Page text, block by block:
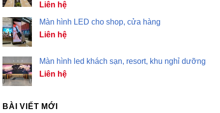
Liên hệ
Màn hình LED cho shop, cửa hàng
Liên hệ
Màn hình led khách sạn, resort, khu nghỉ dưỡng
Liên hệ
BÀI VIẾT MỚI